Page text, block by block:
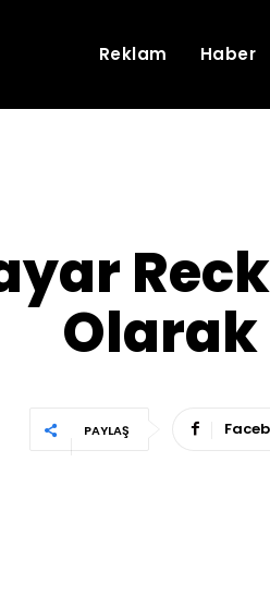
Reklam Haber
Olarak
PAYLAŞ